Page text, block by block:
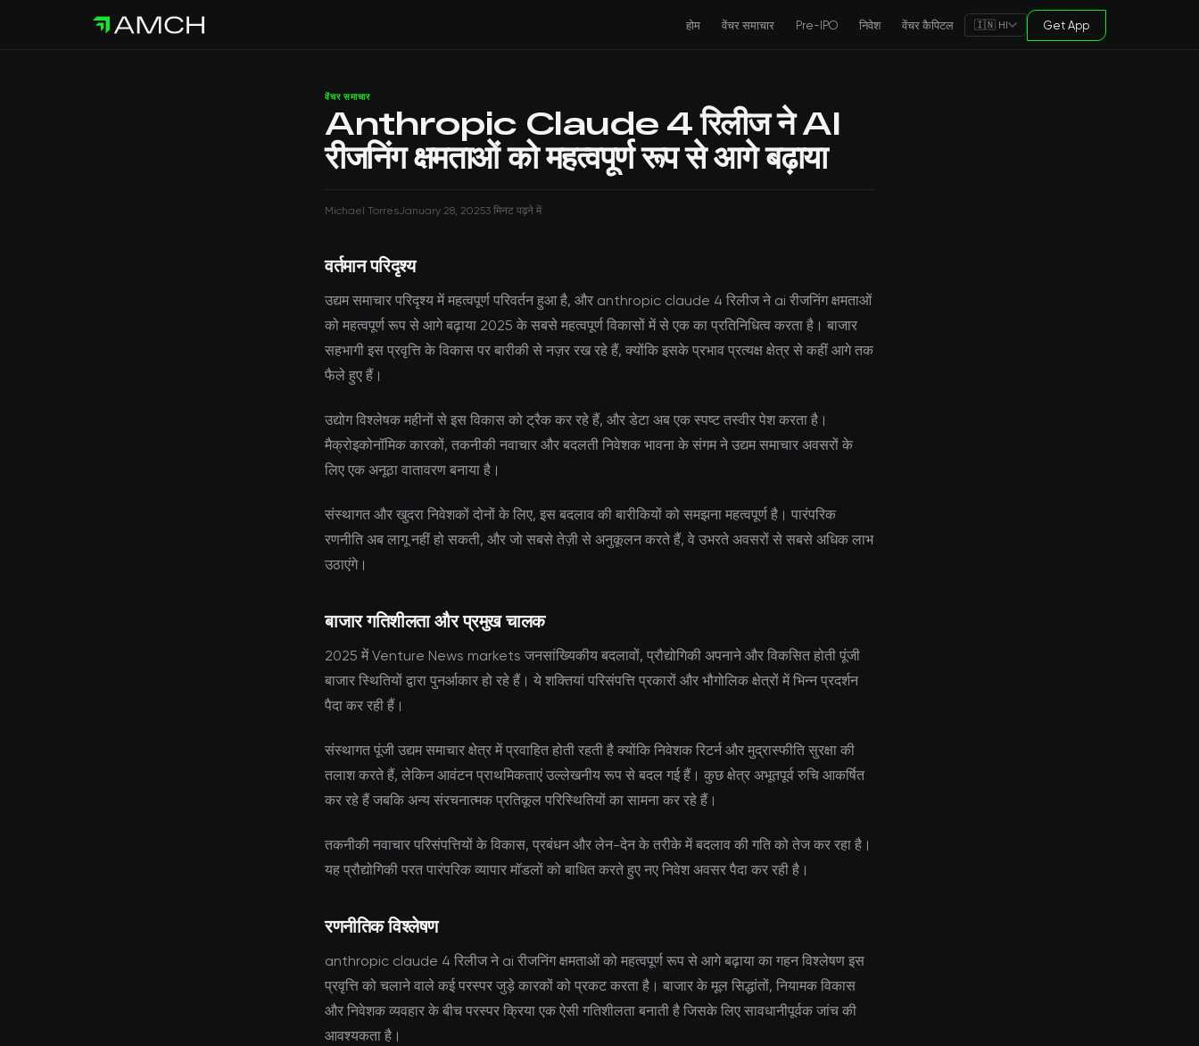
होम वेंचर समाचार Pre-IPO निवेश वेंचर कैपिटल 🇮🇳 HI Get App
वेंचर समाचार
Anthropic Claude 4 रिलीज ने AI
रीजनिंग क्षमताओं को महत्वपूर्ण रूप से आगे बढ़ाया
Michael TorresJanuary 28, 20253 मिनट पढ़ने में
वर्तमान परिदृश्य
उद्यम समाचार परिदृश्य में महत्वपूर्ण परिवर्तन हुआ है, और anthropic claude 4 रिलीज ने ai रीजनिंग क्षमताओं
को महत्वपूर्ण रूप से आगे बढ़ाया 2025 के सबसे महत्वपूर्ण विकासों में से एक का प्रतिनिधित्व करता है। बाजार
सहभागी इस प्रवृत्ति के विकास पर बारीकी से नज़र रख रहे हैं, क्योंकि इसके प्रभाव प्रत्यक्ष क्षेत्र से कहीं आगे तक
फैले हुए हैं।
उद्योग विश्लेषक महीनों से इस विकास को ट्रैक कर रहे हैं, और डेटा अब एक स्पष्ट तस्वीर पेश करता है।
मैक्रोइकोनॉमिक कारकों, तकनीकी नवाचार और बदलती निवेशक भावना के संगम ने उद्यम समाचार अवसरों के
लिए एक अनूठा वातावरण बनाया है।
संस्थागत और खुदरा निवेशकों दोनों के लिए, इस बदलाव की बारीकियों को समझना महत्वपूर्ण है। पारंपरिक
रणनीति अब लागू नहीं हो सकती, और जो सबसे तेज़ी से अनुकूलन करते हैं, वे उभरते अवसरों से सबसे अधिक लाभ
उठाएंगे।
बाजार गतिशीलता और प्रमुख चालक
2025 में Venture News markets जनसांख्यिकीय बदलावों, प्रौद्योगिकी अपनाने और विकसित होती पूंजी
बाजार स्थितियों द्वारा पुनर्आकार हो रहे हैं। ये शक्तियां परिसंपत्ति प्रकारों और भौगोलिक क्षेत्रों में भिन्न प्रदर्शन
पैदा कर रही हैं।
संस्थागत पूंजी उद्यम समाचार क्षेत्र में प्रवाहित होती रहती है क्योंकि निवेशक रिटर्न और मुद्रास्फीति सुरक्षा की
तलाश करते हैं, लेकिन आवंटन प्राथमिकताएं उल्लेखनीय रूप से बदल गई हैं। कुछ क्षेत्र अभूतपूर्व रुचि आकर्षित
कर रहे हैं जबकि अन्य संरचनात्मक प्रतिकूल परिस्थितियों का सामना कर रहे हैं।
तकनीकी नवाचार परिसंपत्तियों के विकास, प्रबंधन और लेन-देन के तरीके में बदलाव की गति को तेज कर रहा है।
यह प्रौद्योगिकी परत पारंपरिक व्यापार मॉडलों को बाधित करते हुए नए निवेश अवसर पैदा कर रही है।
रणनीतिक विश्लेषण
anthropic claude 4 रिलीज ने ai रीजनिंग क्षमताओं को महत्वपूर्ण रूप से आगे बढ़ाया का गहन विश्लेषण इस
प्रवृत्ति को चलाने वाले कई परस्पर जुड़े कारकों को प्रकट करता है। बाजार के मूल सिद्धांतों, नियामक विकास
और निवेशक व्यवहार के बीच परस्पर क्रिया एक ऐसी गतिशीलता बनाती है जिसके लिए सावधानीपूर्वक जांच की
आवश्यकता है।